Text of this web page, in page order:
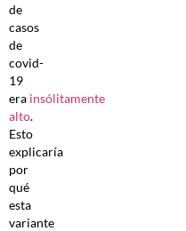
de
casos
de
covid-
19
era insólitamente
alto.
Esto
explicaría
por
qué
esta
variante